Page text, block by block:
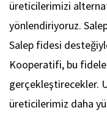
üreticilerimizi
yönlendiriyoruz.
Salep fidesi
Kooperatifi, bu
gerçekleştirecekler.
üreticilerimiz daha